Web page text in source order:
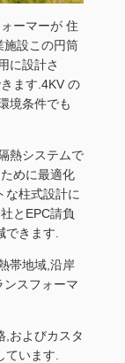
ーマーが 住
施設この円筒
に設計さ
ます.4KV の
境条件でも
熱システムで
めに最適化
な柱式設計に
とEPC請負
きます.
帯地域,沿岸
スフォーマ
,およびカスタ
います.